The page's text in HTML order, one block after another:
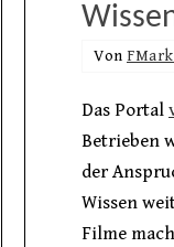
Von
Das Portal
Betrieben
der
Wissen
Filme